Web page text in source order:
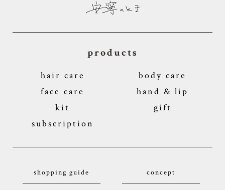
products
hair care
body care
face care
hand & lip
kit
gift
subscription
shopping guide concept